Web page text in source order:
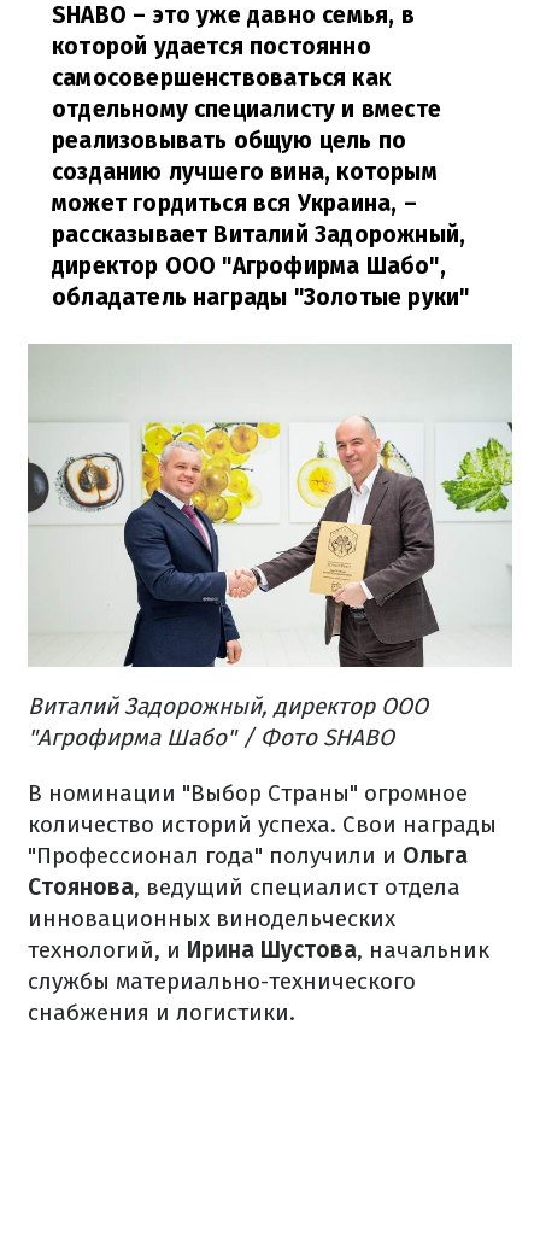
SHABO – это уже давно семья, в
которой удается постоянно
самосовершенствоваться как
отдельному специалисту и вместе
реализовывать общую цель по
созданию лучшего вина, которым
может гордиться вся Украина, –
рассказывает Виталий Задорожный,
директор ООО "Агрофирма Шабо",
обладатель награды "Золотые руки"
Виталий Задорожный, директор ООО
"Агрофирма Шабо" / Фото SHABO
В номинации "Выбор Страны" огромное
количество историй успеха. Свои награды
"Профессионал года" получили и Ольга
Стоянова, ведущий специалист отдела
инновационных винодельческих
технологий, и Ирина Шустова, начальник
службы материально-технического
снабжения и логистики.